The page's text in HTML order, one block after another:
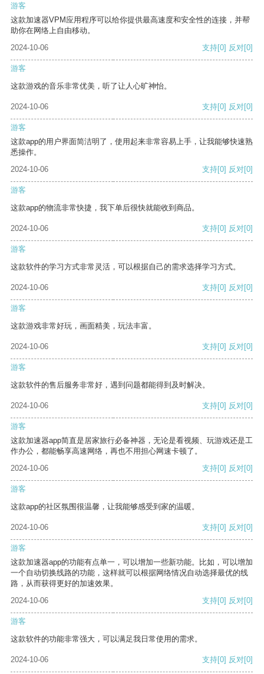
游客
这款加速器VPM应用程序可以给你提供最高速度和安全性的连接，并帮
助你在网络上自由移动。
2024-10-06
支持[0] 反对[0]
游客
这款游戏的音乐非常优美，听了让人心旷神怡。
2024-10-06 支持[0] 反对[0]
游客
这款app的用户界面简洁明了，使用起来非常容易上手，让我能够快速熟
悉操作。
2024-10-06
支持[0] 反对[0]
游客
这款app的物流非常快捷，我下单后很快就能收到商品。
2024-10-06 支持[0] 反对[0]
游客
这款软件的学习方式非常灵活，可以根据自己的需求选择学习方式。
2024-10-06 支持[0] 反对[0]
游客
这款游戏非常好玩，画面精美，玩法丰富。
2024-10-06 支持[0] 反对[0]
游客
这款软件的售后服务非常好，遇到问题都能得到及时解决。
2024-10-06 支持[0] 反对[0]
游客
这款加速器app简直是居家旅行必备神器，无论是看视频、玩游戏还是工
作办公，都能畅享高速网络，再也不用担心网速卡顿了。
2024-10-06
支持[0] 反对[0]
游客
这款app的社区氛围很温馨，让我能够感受到家的温暖。
2024-10-06 支持[0] 反对[0]
游客
这款加速器app的功能有点单一，可以增加一些新功能。比如，可以增加
一个自动切换线路的功能，这样就可以根据网络情况自动选择最优的线
路，从而获得更好的加速效果。
2024-10-06
支持[0] 反对[0]
游客
这款软件的功能非常强大，可以满足我日常使用的需求。
2024-10-06 支持[0] 反对[0]